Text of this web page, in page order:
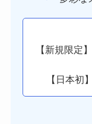
【新規限定
【日本初